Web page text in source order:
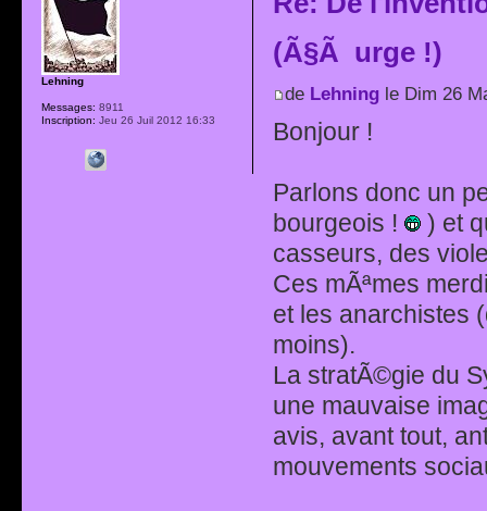
(Ã§Ã urge !)
de Lehningle Dim 26
Bonjour !
Parlons donc un
bourgeois !
) et
casseurs, des
Ces mÃªmes
et les anarchistes
moins).
La stratÃ©gie du
une mauvaise
avis, avant tout,
mouvements
Lehning
Messages: 8911
Inscription: Jeu 26 Juil 2012 16:33